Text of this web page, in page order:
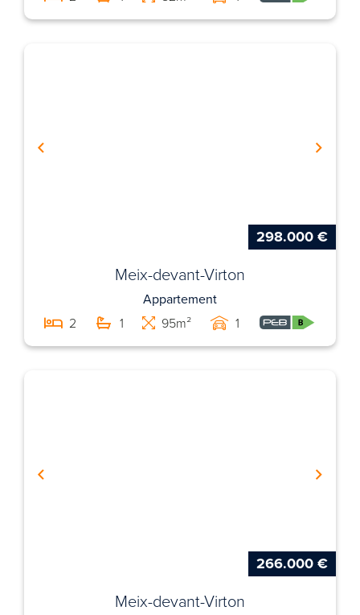
298.000 €
Meix-devant-Virton
Appartement
2
1 95m² 1
266.000 €
Meix-devant-Virton